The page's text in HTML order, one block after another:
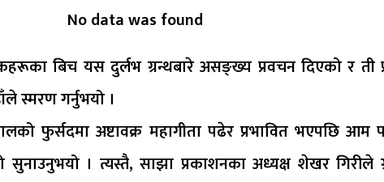
No data was found
बिच यस दुर्लभ ग्रन्थबारे असङ्ख्य प्रवचन दिएको र ती
स्मरण गर्नुभयो ।
फुर्सदमा अष्टावक्र महागीता पढेर प्रभावित भएपछि
। त्यस्तै, साझा प्रकाशनका अध्यक्ष शेखर गिरीले